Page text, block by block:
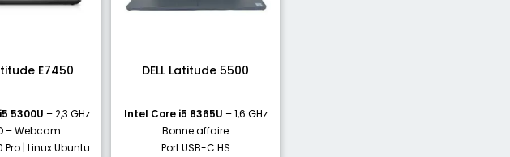
E7450
5300U – 2,3 GHz
– Webcam
Pro | Linux Ubuntu
DELL Latitude 5500
Intel Core i5 8365U – 1,6 GHz
Bonne affaire
Port USB-C HS